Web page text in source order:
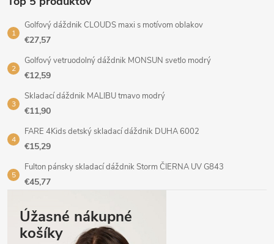
Golfový dáždnik CLOUDS maxi s motívom oblakov
€27,57
Golfový vetruodolný dáždnik MONSUN svetlo modrý
€12,59
Skladací dáždnik MALIBU tmavo modrý
€11,90
FARE 4Kids detský skladací dáždnik DUHA 6002
€15,29
Fulton pánsky skladací dáždnik Storm ČIERNA UV G843
€45,77
Úžasné nákupné
košíky